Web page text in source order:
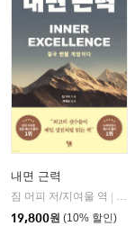
내면 근력
짐 머피 저/지여울 역
윌
19,800원 (10% 할인)